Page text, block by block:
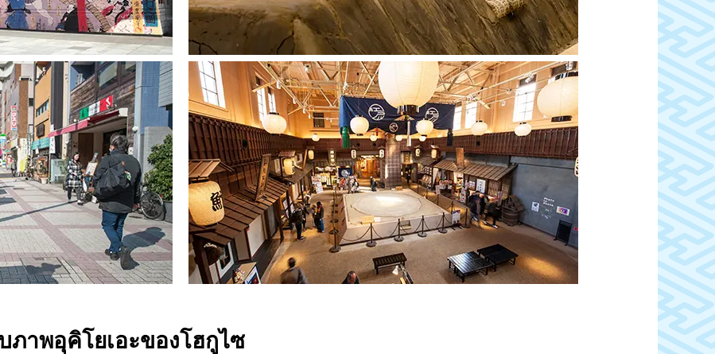
ภาพอุคิโยเอะของโฮกูไซ